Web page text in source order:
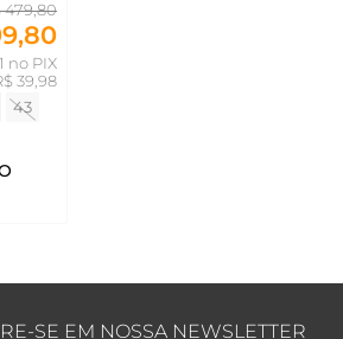
479,80
no PIX
39,98
43
SE EM NOSSA NEWSLETTER